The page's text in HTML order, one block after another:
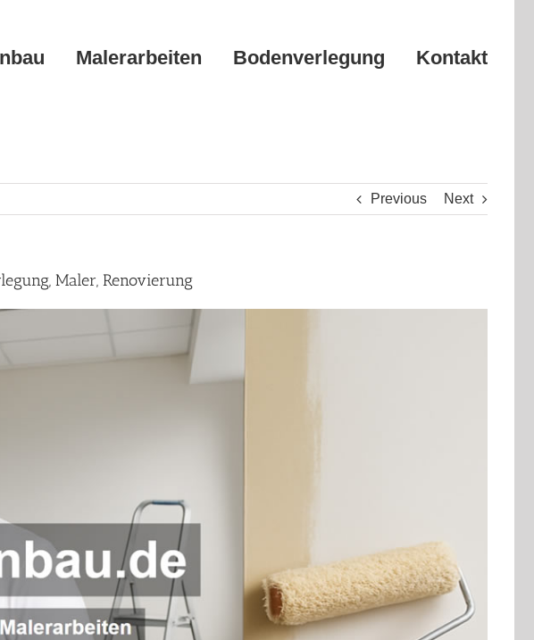
Malerarbeiten Bodenverlegung Kontakt
Previous Next
Maler, Renovierung